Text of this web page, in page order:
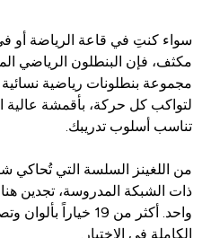
سواء كنتِ في قاعة الرياضة أو
مكثف، فإن البنطلون الرياضي
لتواكب كل حركة، بأقمشة عالية
تناسب أسلوب تدريبك.
من اللغينز السلسة التي تُحاكي
ذات الشبكة المدروسة، تجدين
واحد. أكثر من 19
الكاملة في الاختيار.